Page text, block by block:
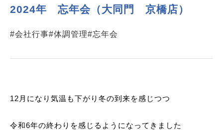
2024年 忘年会（大同門 京橋店）
#会社行事#体調管理#忘年会
12月になり気温も下がり冬の到来を感じつつ
令和6年の終わりを感じるようになってきました